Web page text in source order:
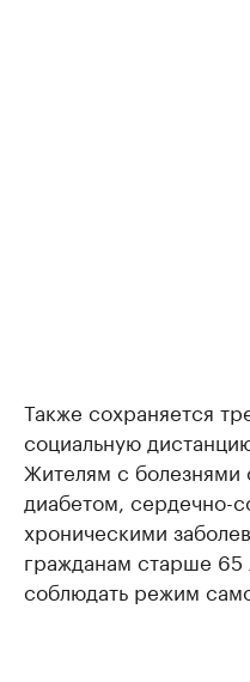
Также сохраняется
социальную
Жителям с болезнями
диабетом, сердечно-
хроническими
гражданам старше 65
соблюдать режим